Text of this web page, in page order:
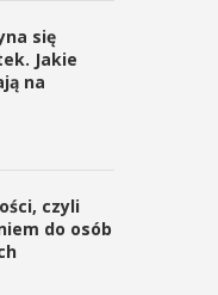
się
Jakie
na
czyli
do osób